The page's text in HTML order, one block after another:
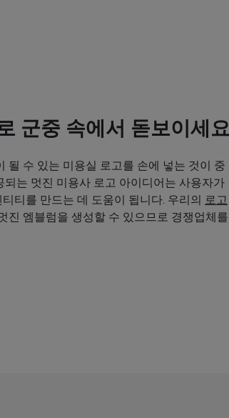
군중 속에서 돋보이세요
될 수 있는 미용실 로고를 손에 넣는 것이 중
는 멋진 미용사 로고 아이디어는 사용자가
티를 만드는 데 도움이 됩니다. 우리의 로고
진 엠블럼을 생성할 수 있으므로 경쟁업체를